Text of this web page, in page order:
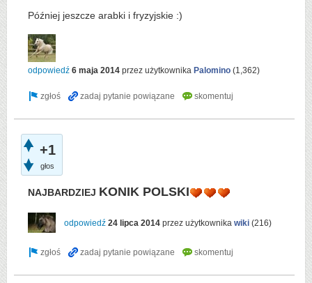
Później jeszcze arabki i fryzyjskie :)
odpowiedź 6 maja 2014 przez użytkownika Palomino (1,362)
+1
głos
NAJBARDZIEJ KONIK POLSKI
odpowiedź 24 lipca 2014 przez użytkownika wiki (216)